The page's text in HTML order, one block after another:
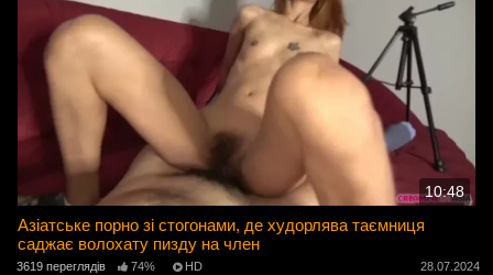
10:48
Азіатське порно зі стогонами, де худорлява таємниця
саджає волохату пизду на член
3619 переглядів 74% HD 28.07.2024